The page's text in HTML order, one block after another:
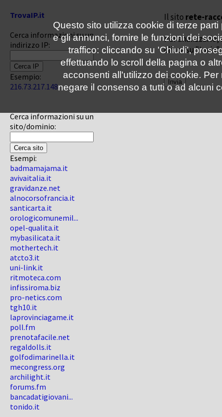
TrovaIP.it
Cerca informazioni su un
indirizzo IP:
Esempio:
216.73.217.148
Cerca informazioni su un
sito/dominio:
Esempi:
badmamajama.it
avivaitalia.it
gravidanze.net
alnocorsofrancia.it
santicarta.it
orologicomunemil...
opel-qualita.it
mybasilicata.it
mothertech.it
atcto3.it
uni-link.it
ritmoteca.com
infissiroma.biz
pro-netics.com
tgh10.it
laprovinciagame.it
poll.fm
prenotafacile.net
regaldolls.it
golfodimarinella.it
mecongress.org
archilight.it
forums.fm
bancadatigiovani...
tonido.it
Il sito rete-
Per
clicca su "Invia"
Questo sito utilizza cookie di terze
e gli annunci, fornire le funzioni dei
traffico: cliccando su 'Chiudi',
effettuando lo scroll della pagina o
acconsenti all'utilizzo dei cookie.
negare il consenso a tutti o ad alcuni